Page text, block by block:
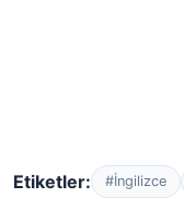
Etiketler: #İngilizce